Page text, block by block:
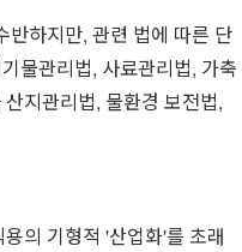
반하지만, 관련 법에 따른 단
물관리법, 사료관리법, 가축
지관리법, 물환경 보전법,
의 기형적 '산업화'를 초래